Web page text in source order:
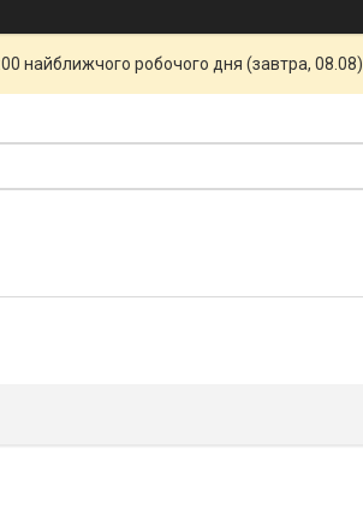
найближчого робочого дня (завтра, 08.08).